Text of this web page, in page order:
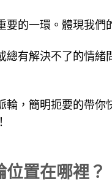
的一環。體現我們
總有解決不了的情
輪，簡明扼要的帶
置在哪裡？